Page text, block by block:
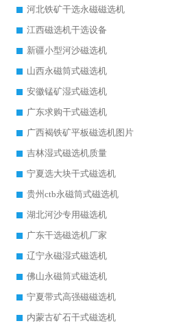
河北铁矿干选永磁磁选机
江西磁选机干选设备
新疆小型河沙磁选机
山西永磁筒式磁选机
安徽锰矿湿式磁选机
广东求购干式磁选机
广西褐铁矿平板磁选机图片
吉林湿式磁选机质量
宁夏选大块干式磁选机
贵州ctb永磁筒式磁选机
湖北河沙专用磁选机
广东干选磁选机厂家
辽宁永磁湿式磁选机
佛山永磁筒式磁选机
宁夏带式高强磁磁选机
内蒙古矿石干式磁选机